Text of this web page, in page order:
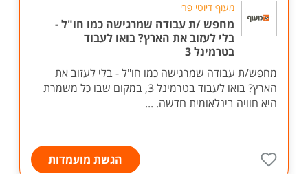
מעוף דיוטי פרי
מחפש /ת עבודה שמרגישה כמו חו"ל -
בלי לעזוב את הארץ? בואו לעבוד
בטרמינל 3
מחפש/ת עבודה שמרגישה כמו חו"ל - בלי לעזוב את
הארץ? בואו לעבוד בטרמינל 3, במקום שבו כל משמרת
היא חוויה בינלאומית חדשה. ...
הגשת מועמדות